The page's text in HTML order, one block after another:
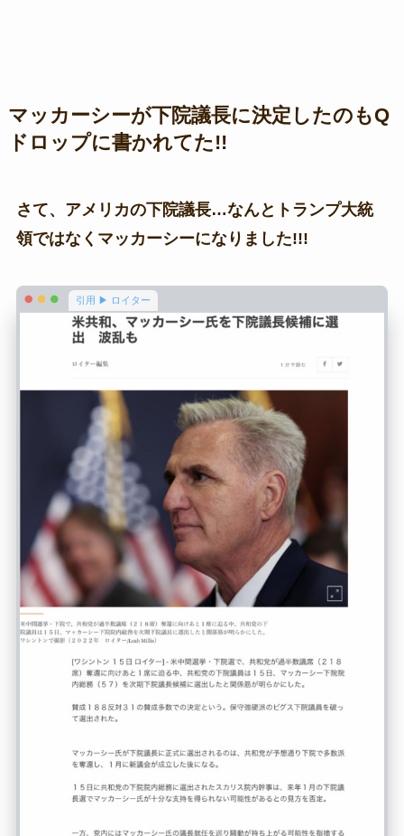
マッカーシーが下院議長に決定したのもQ
ドロップに書かれてた!!
さて、アメリカの下院議長…なんとトランプ大統
領ではなくマッカーシーになりました!!!
引用 ▶ ロイター